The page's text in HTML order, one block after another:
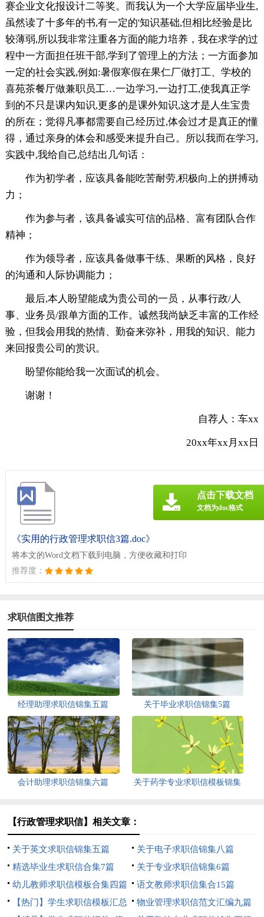
赛企业文化报设计二等奖。而我认为一个大学应届毕业生,
虽然读了十多年的书,有一定的'知识基础,但相比经验是比
较薄弱,所以我非常注重各方面的能力培养，我在求学的过
程中一方面担任班干部,学到了管理上的方法；一方面参加
一定的社会实践,例如:暑假寒假在果仁厂做打工、学校的
喜苑茶餐厅做兼职员工…一边学习,一边打工,使我真正学
到的不只是课内知识,更多的是课外知识,这才是人生宝贵
的所在；觉得凡事都需要自己经历过,体会过才是真正的懂
得，通过亲身的体会和感受来提升自己。所以我而在学习,
实践中,我给自己总结出几句话：
作为初学者，应该具备能吃苦耐劳,积极向上的拼搏动
力；
作为参与者，该具备诚实可信的品格、富有团队合作
精神；
作为领导者，应该具备做事干练、果断的风格，良好
的沟通和人际协调能力；
最后,本人盼望能成为贵公司的一员，从事行政/人
事、业务员/跟单方面的工作。诚然我尚缺乏丰富的工作经
验，但我会用我的热情、勤奋来弥补，用我的知识、能力
来回报贵公司的赏识。
盼望你能给我一次面试的机会。
谢谢！
自荐人：车xx
20xx年xx月xx日
《实用的行政管理求职信3篇.doc》
将本文的Word文档下载到电脑，方便收藏和打印
推荐度：
点击下载文档
文档为doc格式
求职信图文推荐
经理助理求职信锦集五篇 关于毕业求职信锦集5篇
会计助理求职信锦集六篇
关于药学专业求职信模板锦集
【行政管理求职信】相关文章：
关于英文求职信锦集五篇
关于电子求职信锦集八篇
精选毕业生求职信合集7篇
关于专业求职信锦集6篇
幼儿教师求职信模板合集四篇
语文教师求职信集合15篇
【热门】学生求职信模板汇总
物业管理求职信范文汇编九篇